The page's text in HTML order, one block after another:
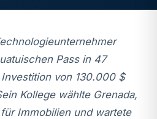
Pass in 47
von 130.000 $
Kollege wählte Grenada,
Immobilien und wartete